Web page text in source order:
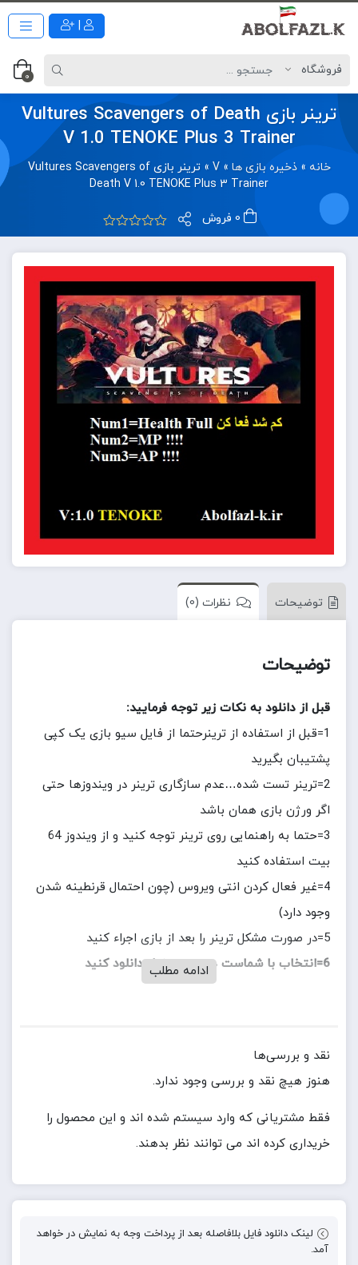
0
ترینر بازی Vultures Scavengers of Death
V 1.0 TENOKE Plus 3 Trainer
خانه »ذخیره بازی ها »
V
»
ترینر بازی Vultures Scavengers of
Death V 1.0 TENOKE Plus 3 Trainer
توضیحات نظرات (0)
توضیحات
قبل از دانلود به نکات زیر توجه فرمایید:
1=قبل از استفاده از ترینرحتما از فایل سیو بازی یک کپی
پشتیبان بگیرید
2=ترینر تست شده…عدم سازگاری ترینر در ویندوزها حتی
اگر ورژن بازی همان باشد
3=حتما به راهنمایی روی ترینر توجه کنید و از ویندوز 64
بیت استفاده کنید
4=غیر فعال کردن انتی ویروس (چون احتمال قرنطینه شدن
وجود دارد)
5=در صورت مشکل ترینر را بعد از بازی اجراء کنید
6=انتخاب با شماست در صورت نیاز دانلود کنید
ادامه مطلب
نقد و بررسی‌ها
هنوز هیچ نقد و بررسی وجود ندارد.
فقط مشتریانی که وارد سیستم شده اند و این محصول را
خریداری کرده اند می توانند نظر بدهند.
لینک دانلود فایل بلافاصله بعد از پرداخت وجه به نمایش در خواهد
آمد.